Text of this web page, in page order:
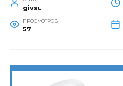
givsu
ПРОСМОТРОВ
57